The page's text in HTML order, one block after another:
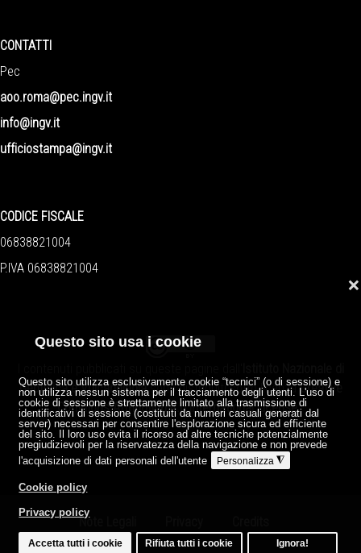
Questo sito usa i cookie
Questo sito utilizza esclusivamente cookie “tecnici” (o di sessione) e
non utilizza nessun sistema per il tracciamento degli utenti. L'uso di
cookie di sessione è strettamente limitato alla trasmissione di
identificativi di sessione (costituiti da numeri casuali generati dal
server) necessari per consentire l'esplorazione sicura ed efficiente
del sito. Il loro uso evita il ricorso ad altre tecniche potenzialmente
pregiudizievoli per la riservatezza della navigazione e non prevede
l'acquisizione di dati personali dell'utente
Personalizza◮
Cookie policy
Privacy policy
Accetta tutti i cookie Rifiuta tutti i cookie Ignora!
❌
CONTATTI
Pec
aoo.roma@pec.ingv.it
info@ingv.it
ufficiostampa@ingv.it
CODICE FISCALE
06838821004
P.IVA 06838821004
Geofisica e Vulcanologiasono distribuiti sotto licenzaCreative
Commons Attribution 4.0 International License.
Note Legali